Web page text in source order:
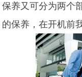
保养又可分为两个
的保养，在开机前